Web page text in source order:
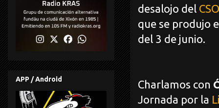
desalojo del
que se produjo
del 3 de junio.
Charlamos con
Jornada por la
APP / Android